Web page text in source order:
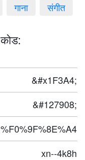
गाना संगीत
&#x1F3A4;
&#127908;
%F0%9F%8E%A4
xn--4k8h